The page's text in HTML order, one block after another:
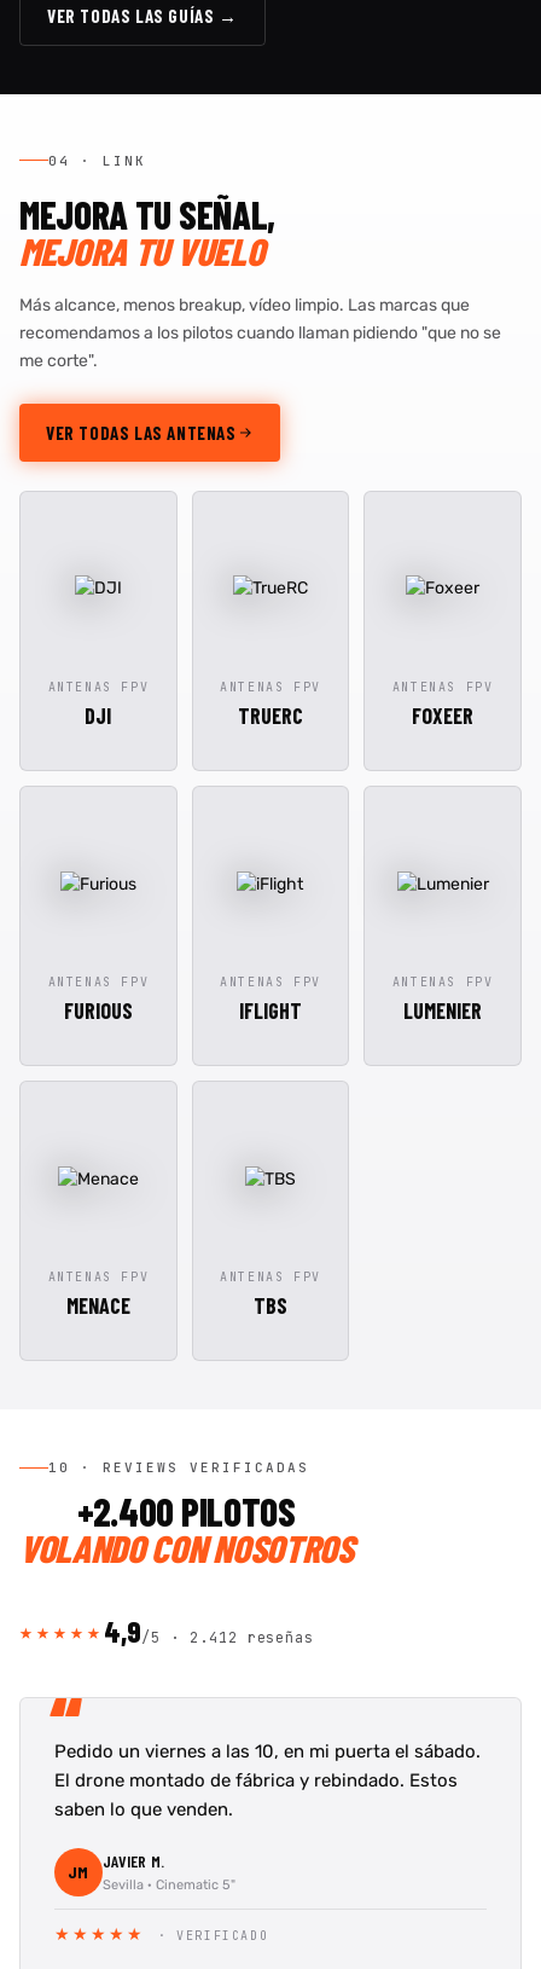
VER TODAS LAS GUÍAS →
04 · LINK
MEJORA TU SEÑAL,
MEJORA TU VUELO
Más alcance, menos breakup, vídeo limpio. Las marcas que
recomendamos a los pilotos cuando llaman pidiendo "que no se
me corte".
VER TODAS LAS ANTENAS
ANTENAS FPV
DJI
ANTENAS FPV
TRUERC
ANTENAS FPV
FOXEER
ANTENAS FPV
FURIOUS
ANTENAS FPV
IFLIGHT
ANTENAS FPV
LUMENIER
ANTENAS FPV
MENACE
ANTENAS FPV
TBS
10 · REVIEWS VERIFICADAS
+2.400 PILOTOS
VOLANDO CON NOSOTROS
★★★★★ 4,9/5 · 2.412 reseñas
“
Pedido un viernes a las 10, en mi puerta el sábado.
El drone montado de fábrica y rebindado. Estos
saben lo que venden.
JM
JAVIER M.
Sevilla · Cinematic 5"
★★★★★ · VERIFICADO